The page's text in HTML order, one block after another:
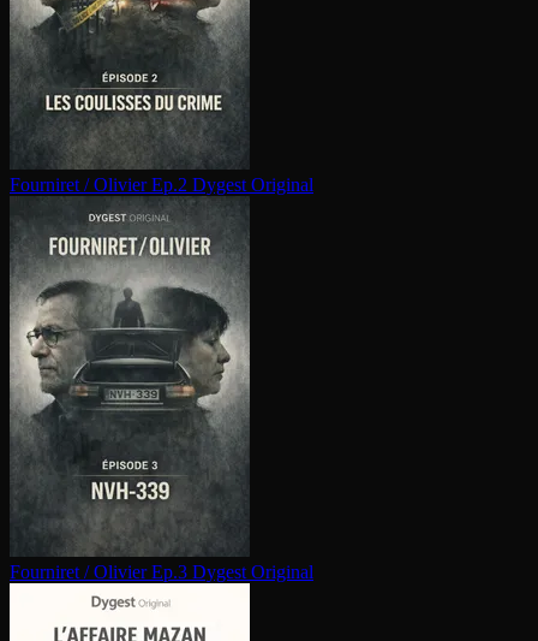
Fourniret / Olivier Ep.2 Dygest Original
Fourniret / Olivier Ep.3 Dygest Original